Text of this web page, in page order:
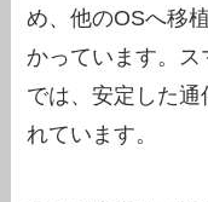
め、他のOSへ移
かっています。
では、安定した通
れています。